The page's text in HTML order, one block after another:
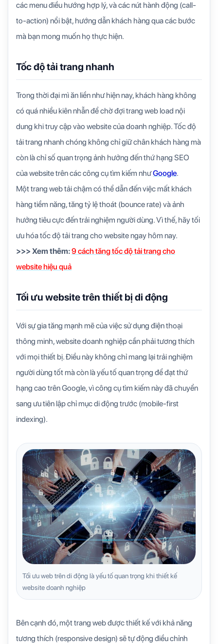
các menu điều hướng hợp lý, và các nút hành động (call-
to-action) nổi bật, hướng dẫn khách hàng qua các bước
mà bạn mong muốn họ thực hiện.
Tốc độ tải trang nhanh
Trong thời đại mì ăn liền như hiện nay, khách hàng không
có quá nhiều kiên nhẫn để chờ đợi trang web load nội
dung khi truy cập vào website của doanh nghiệp. Tốc độ
tải trang nhanh chóng không chỉ giữ chân khách hàng mà
còn là chỉ số quan trọng ảnh hưởng đến thứ hạng SEO
của website trên các công cụ tìm kiếm nhưGoogle.
Một trang web tải chậm có thể dẫn đến việc mất khách
hàng tiềm năng, tăng tỷ lệ thoát (bounce rate) và ảnh
hưởng tiêu cực đến trải nghiệm người dùng. Vì thế, hãy tối
ưu hóa tốc độ tải trang cho website ngay hôm nay.
>>> Xem thêm:9 cách tăng tốc độ tải trang cho
website hiệu quả
Tối ưu website trên thiết bị di động
Với sự gia tăng mạnh mẽ của việc sử dụng điện thoại
thông minh, website doanh nghiệp cần phải tương thích
với mọi thiết bị. Điều này không chỉ mang lại trải nghiệm
người dùng tốt mà còn là yếu tố quan trọng để đạt thứ
hạng cao trên Google, vì công cụ tìm kiếm này đã chuyển
sang ưu tiên lập chỉ mục di động trước (mobile-first
indexing).
Tối ưu web trên di động là yếu tố quan trọng khi thiết kế
website doanh nghiệp
Bên cạnh đó, một trang web được thiết kế với khả năng
tương thích (responsive design) sẽ tự động điều chỉnh